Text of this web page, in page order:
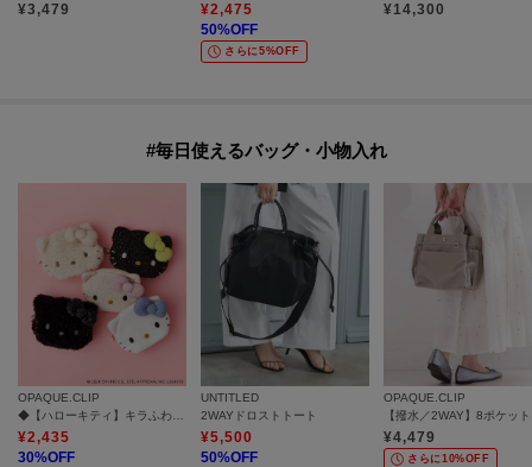
¥3,479 ¥2,475
50%OFF
さらに5%OFF
¥14,300
#毎日使えるバッグ・小物入れ
OPAQUE.CLIP
¥2,435
30%OFF
UNTITLED
2WAYドロストトート
¥5,500
50%OFF
OPAQUE.CLIP
¥4,479
さらに10%OFF